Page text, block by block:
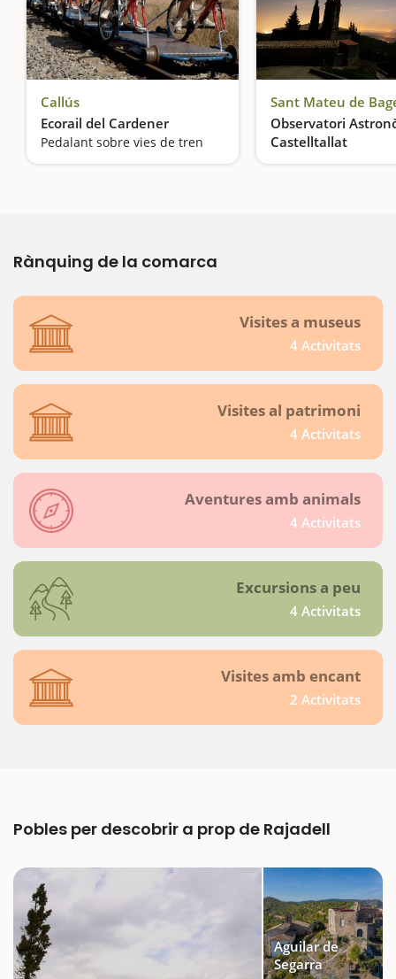
Callús
Ecorail del Cardener
Pedalant sobre vies de tren
Sant Mateu de
Observatori
Castelltallat
Les estrelles, molt a
Rànquing de la comarca
Visites a museus
4 Activitats
Visites al patrimoni
4 Activitats
Aventures amb animals
4 Activitats
Excursions a peu
4 Activitats
Visites amb encant
2 Activitats
Pobles per descobrir a prop de Rajadell
Aguilar de
Segarra